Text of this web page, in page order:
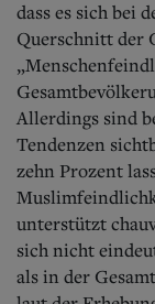
dass es sich bei
Querschnitt der
Allerdings sind
Tendenzen
zehn Prozent
unterstützt
sich nicht
als in der